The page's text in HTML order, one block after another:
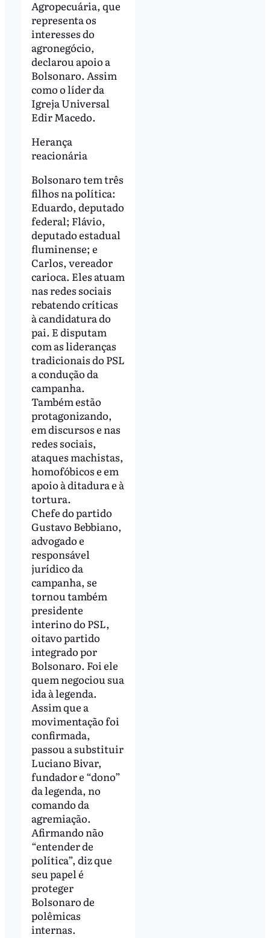
Agropecuária, que
representa os
interesses do
agronegócio,
declarou apoio a
Bolsonaro. Assim
como o líder da
Igreja Universal
Edir Macedo.
Herança
reacionária
Bolsonaro tem três
filhos na política:
Eduardo, deputado
federal; Flávio,
deputado estadual
fluminense; e
Carlos, vereador
carioca. Eles atuam
nas redes sociais
rebatendo críticas
à candidatura do
pai. E disputam
com as lideranças
tradicionais do PSL
a condução da
campanha.
Também estão
protagonizando,
em discursos e nas
redes sociais,
ataques machistas,
homofóbicos e em
apoio à ditadura e à
tortura.
Chefe do partido
Gustavo Bebbiano,
advogado e
responsável
jurídico da
campanha, se
tornou também
presidente
interino do PSL,
oitavo partido
integrado por
Bolsonaro. Foi ele
quem negociou sua
ida à legenda.
Assim que a
movimentação foi
confirmada,
passou a substituir
Luciano Bivar,
fundador e “dono”
da legenda, no
comando da
agremiação.
Afirmando não
“entender de
política”, diz que
seu papel é
proteger
Bolsonaro de
polêmicas
internas.